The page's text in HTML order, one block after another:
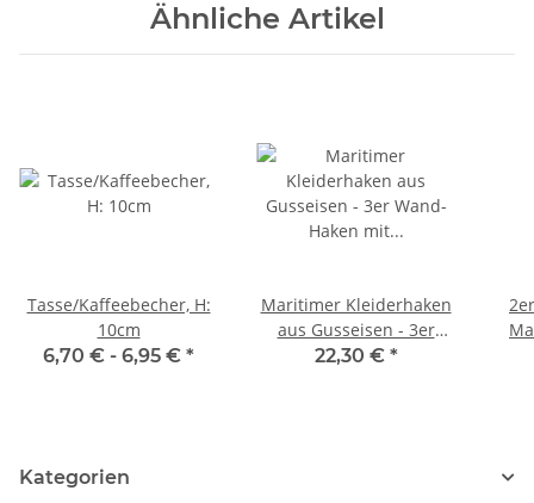
Ähnliche Artikel
Tasse/Kaffeebecher, H:
10cm
6,70 € - 6,95 € *
Maritimer Kleiderhaken
aus Gusseisen - 3er
Wand-Haken mit
22,30 € *
Kategorien